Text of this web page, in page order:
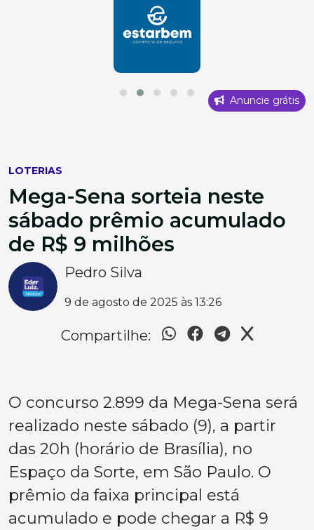
Anuncie grátis
LOTERIAS
Mega-Sena sorteia neste
sábado prêmio acumulado
de R$ 9 milhões
Pedro Silva
9 de agosto de 2025 às 13:26
Compartilhe:
O concurso 2.899 da Mega-Sena será
realizado neste sábado (9), a partir
das 20h (horário de Brasília), no
Espaço da Sorte, em São Paulo. O
prêmio da faixa principal está
acumulado e pode chegar a R$ 9